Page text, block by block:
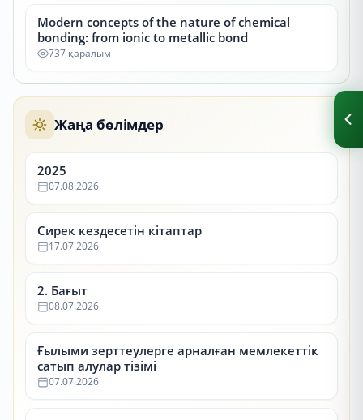
Modern concepts of the nature of chemical
bonding: from ionic to metallic bond
737 қаралым
Жаңа бөлімдер
2025
07.08.2026
Сирек кездесетін кітаптар
17.07.2026
2. Бағыт
08.07.2026
Ғылыми зерттеулерге арналған мемлекеттік
сатып алулар тізімі
07.07.2026